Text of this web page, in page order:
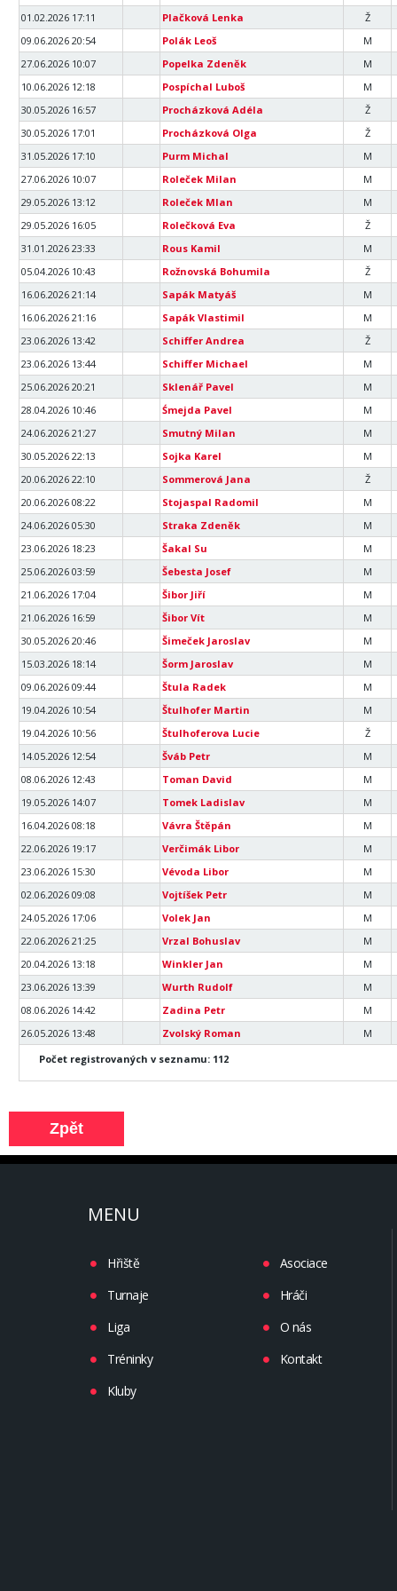
01.02.2026 17:11
Plačková Lenka
Ž
09.06.2026 20:54
Polák Leoš
M
27.06.2026 10:07
Popelka Zdeněk
M
10.06.2026 12:18
Pospíchal Luboš
M
30.05.2026 16:57
Procházková Adéla
Ž
30.05.2026 17:01
Procházková Olga
Ž
31.05.2026 17:10
Purm Michal
M
27.06.2026 10:07
Roleček Milan
M
29.05.2026 13:12
Roleček Mlan
M
29.05.2026 16:05
Rolečková Eva
Ž
31.01.2026 23:33
Rous Kamil
M
05.04.2026 10:43
Rožnovská Bohumila
Ž
16.06.2026 21:14
Sapák Matyáš
M
16.06.2026 21:16
Sapák Vlastimil
M
23.06.2026 13:42
Schiffer Andrea
Ž
23.06.2026 13:44
Schiffer Michael
M
25.06.2026 20:21
Sklenář Pavel
M
28.04.2026 10:46
Śmejda Pavel
M
24.06.2026 21:27
Smutný Milan
M
30.05.2026 22:13
Sojka Karel
M
20.06.2026 22:10
Sommerová Jana
Ž
20.06.2026 08:22
Stojaspal Radomil
M
24.06.2026 05:30
Straka Zdeněk
M
23.06.2026 18:23
Šakal Su
M
25.06.2026 03:59
Šebesta Josef
M
21.06.2026 17:04
Šibor Jiří
M
21.06.2026 16:59
Šibor Vít
M
30.05.2026 20:46
Šimeček Jaroslav
M
15.03.2026 18:14
Šorm Jaroslav
M
09.06.2026 09:44
Štula Radek
M
19.04.2026 10:54
Štulhofer Martin
M
19.04.2026 10:56
Štulhoferova Lucie
Ž
14.05.2026 12:54
Šváb Petr
M
08.06.2026 12:43
Toman David
M
19.05.2026 14:07
Tomek Ladislav
M
16.04.2026 08:18
Vávra Štěpán
M
22.06.2026 19:17
Verčimák Libor
M
23.06.2026 15:30
Vévoda Libor
M
02.06.2026 09:08
Vojtíšek Petr
M
24.05.2026 17:06
Volek Jan
M
22.06.2026 21:25
Vrzal Bohuslav
M
20.04.2026 13:18
Winkler Jan
M
23.06.2026 13:39
Wurth Rudolf
M
08.06.2026 14:42
Zadina Petr
M
26.05.2026 13:48
Zvolský Roman
M
Počet registrovaných v seznamu: 112
MENU
Hřiště
Turnaje
Liga
Tréninky
Kluby
Asociace
Hráči
O nás
Kontakt